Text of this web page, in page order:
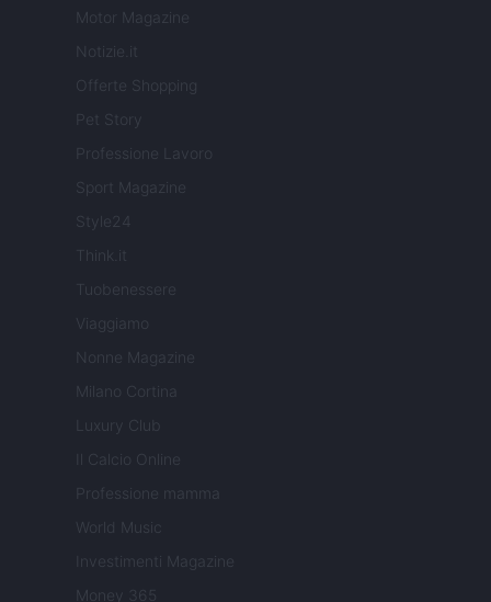
Motor Magazine
Notizie.it
Offerte Shopping
Pet Story
Professione Lavoro
Sport Magazine
Style24
Think.it
Tuobenessere
Viaggiamo
Nonne Magazine
Milano Cortina
Luxury Club
Il Calcio Online
Professione mamma
World Music
Investimenti Magazine
Money 365